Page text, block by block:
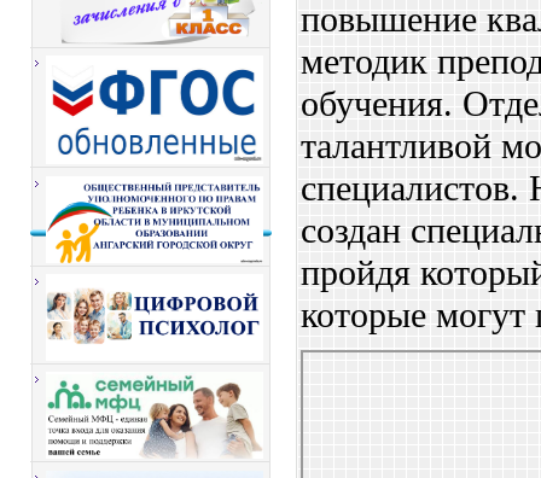
повышение
методик
обучения.
талантливой
специалистов.
создан
пройдя
которые могут